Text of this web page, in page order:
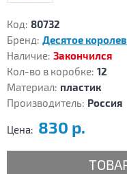
Код: 80732
Бренд: Десятое
Наличие: Закончился
Кол-во в коробке: 12
Материал: пластик
Производитель: Россия
Цена: 830 р.